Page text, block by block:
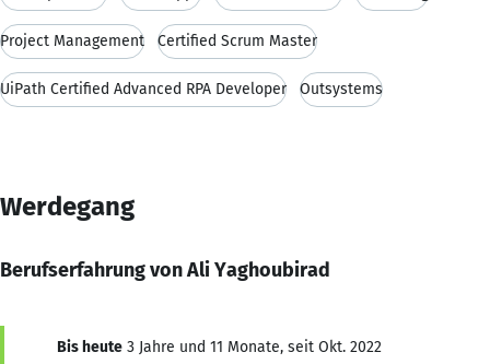
Project Management Certified Scrum Master
UiPath Certified Advanced RPA Developer Outsystems
Werdegang
Berufserfahrung von Ali Yaghoubirad
Bis heute 3 Jahre und 11 Monate, seit Okt. 2022